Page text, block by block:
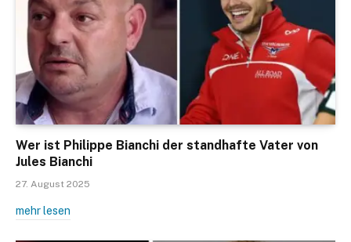
Wer ist Philippe Bianchi der standhafte Vater von
Jules Bianchi
27. August 2025
mehr lesen